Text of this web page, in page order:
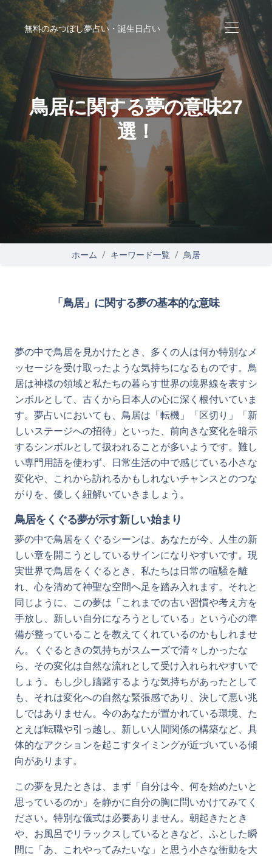
無料のみつぼし夢占い・誕生日占い
鳥居に関する夢の意味27
選！
ホーム キーワード一覧 鳥居
「鳥居」に関する夢の基本的な意味
夢の中で鳥居を見かけたとき、多くの人は何か特別なメ
ッセージを受け取ったような気持ちになるものです。鳥
居は神様の領域と私たちの暮らす世界の境界線を表すシ
ンボルとして、古くから日本人の心に深く根付いていま
す。夢占いにおいても、鳥居は「転機」「区切り」「新
しいステージへの招待」といった、前向きな変化を暗示
するシンボルとして扱われることが多いようです。難し
い専門用語を使わず、日常生活の中で感じている小さな
変化や、これから訪れるかもしれないチャンスとのつな
がりを、優しく紐解いていきましょう。
鳥居をくぐる夢が示す新しい始まり
夢の中で鳥居をくぐるシーンは、あなたが今、人生の新
しい章を開こうとしているサインになりやすいです。現
実世界で鳥居をくぐるとき、私たちは日常の喧騒を離
れ、心を清めて神聖な空間へ足を踏み入れます。それと
同じように、この夢は「これまでの古い習慣や考え方を
手放し、新しい自分になろうとしている」という心の準
備が整っていることを教えてくれているのかもしれませ
ん。くぐるときの気持ちがスムーズで清々しかったな
ら、その変化は自然な流れとして受け入れられやすいで
しょう。もし少し躊躇するような気持ちがあったとして
も、それは変化への自然な緊張感であり、決して悪い兆
しではありません。今のあなたが置かれている環境、た
とえば転職や引っ越し、新しい人間関係の構築など、具
体的なアクションを起こすタイミングが近づいている傾
向があります。
この夢を見たときは、まず「自分は今、何を始めたいと
思っているのか」を静かに自分の胸に問いかけてみてく
ださい。特別な儀式は必要ありません。朝起きたとき
や、お風呂でリラックスしているときなど、ふとした瞬
間に「あ、これやってみたいな」と思う小さな衝動を大